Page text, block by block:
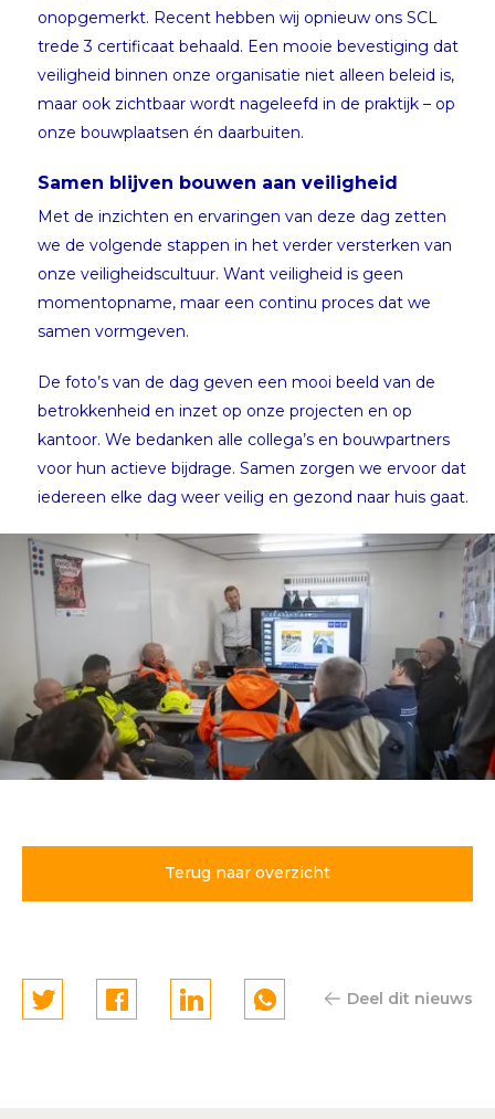
onopgemerkt. Recent hebben wij opnieuw ons SCL
trede 3 certificaat behaald. Een mooie bevestiging dat
veiligheid binnen onze organisatie niet alleen beleid is,
maar ook zichtbaar wordt nageleefd in de praktijk – op
onze bouwplaatsen én daarbuiten.
Samen blijven bouwen aan veiligheid
Met de inzichten en ervaringen van deze dag zetten
we de volgende stappen in het verder versterken van
onze veiligheidscultuur. Want veiligheid is geen
momentopname, maar een continu proces dat we
samen vormgeven.
De foto’s van de dag geven een mooi beeld van de
betrokkenheid en inzet op onze projecten en op
kantoor. We bedanken alle collega’s en bouwpartners
voor hun actieve bijdrage. Samen zorgen we ervoor dat
iedereen elke dag weer veilig en gezond naar huis gaat.
veiligheid
Terug naar overzicht
Deel dit nieuws